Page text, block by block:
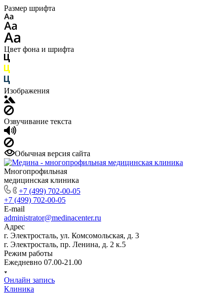
Размер шрифта
Цвет фона и шрифта
Изображения
Озвучивание текста
Обычная версия сайта
Многопрофильная
медицинская клиника
+7 (499) 702-00-05
+7 (499) 702-00-05
E-mail
administrator@medinacenter.ru
Адрес
г. Электросталь, ул. Комсомольская, д. 3
г. Электросталь, пр. Ленина, д. 2 к.5
Режим работы
Ежедневно 07.00-21.00
Онлайн запись
Клиника